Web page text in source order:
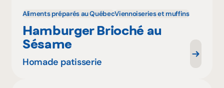
Aliments préparés au QuébecViennoiseries et muffins
Hamburger Brioché au
Sésame
Homade patisserie